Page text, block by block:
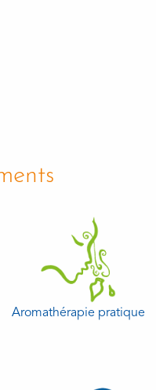
Aromathérapie pratique